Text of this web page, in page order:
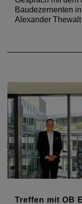
Baudezernenten
Alexander Thewalt
Treffen mit OB